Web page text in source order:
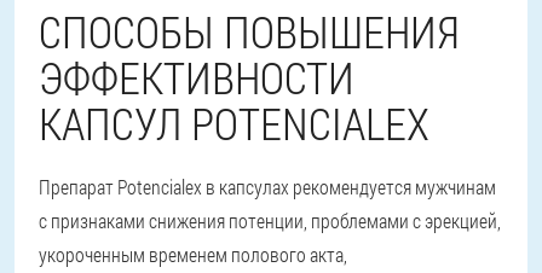
СПОСОБЫ ПОВЫШЕНИЯ
ЭФФЕКТИВНОСТИ
КАПСУЛ POTENCIALEX
Препарат Potencialex в капсулах рекомендуется мужчинам
с признаками снижения потенции, проблемами с эрекцией,
укороченным временем полового акта,